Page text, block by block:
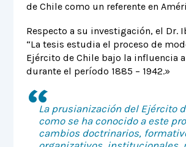
de Chile como un referente en
Respecto a su investigación, el Dr.
“La tesis estudia el proceso de
Ejército de Chile bajo la influencia
durante el período 1885 – 1942.»
La prusianización del Ejército
como se ha conocido a este
cambios doctrinarios,